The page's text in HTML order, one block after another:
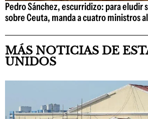
Pedro Sánchez, escurridizo: para eludir
sobre Ceuta, manda a cuatro ministros
MÁS NOTICIAS DE
UNIDOS